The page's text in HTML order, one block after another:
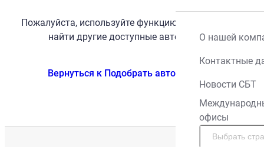
О нашей
Контактные
Новости СБТ
офисы
Пожалуйста, используйте функцию поиска, чтобы
найти другие доступные автомобили.
Вернуться к Подобрать автомобиль